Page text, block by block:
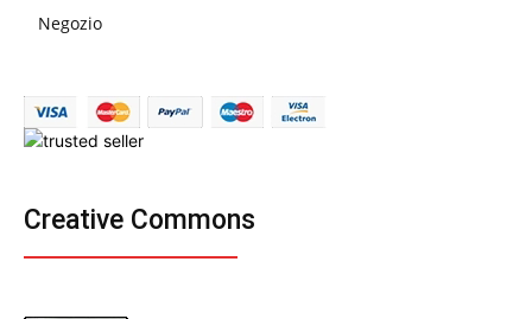
Negozio
Creative Commons